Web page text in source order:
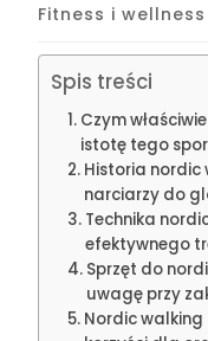
Fitness i wellness
Spis treści
Czym
istotę tego
Historia nordic
narciarzy do
Technika
efektywnego
Sprzęt do
uwagę przy
Nordic walking